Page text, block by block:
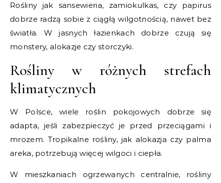
Rośliny jak sansewieria, zamiokulkas, czy papirus
dobrze radzą sobie z ciągłą wilgotnością, nawet bez
światła. W jasnych łazienkach dobrze czują się
monstery, alokazje czy storczyki.
Rośliny w różnych strefach
klimatycznych
W Polsce, wiele roślin pokojowych dobrze się
adapta, jeśli zabezpieczyć je przed przeciągami i
mrozem. Tropikalne rośliny, jak alokazja czy palma
areka, potrzebują więcej wilgoci i ciepła.
W mieszkaniach ogrzewanych centralnie, rośliny